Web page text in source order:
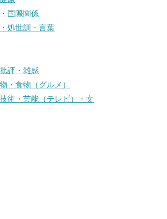
国際関係
処世訓・言葉
評・雑感
・食物（グルメ）
術・芸能（テレビ）・文